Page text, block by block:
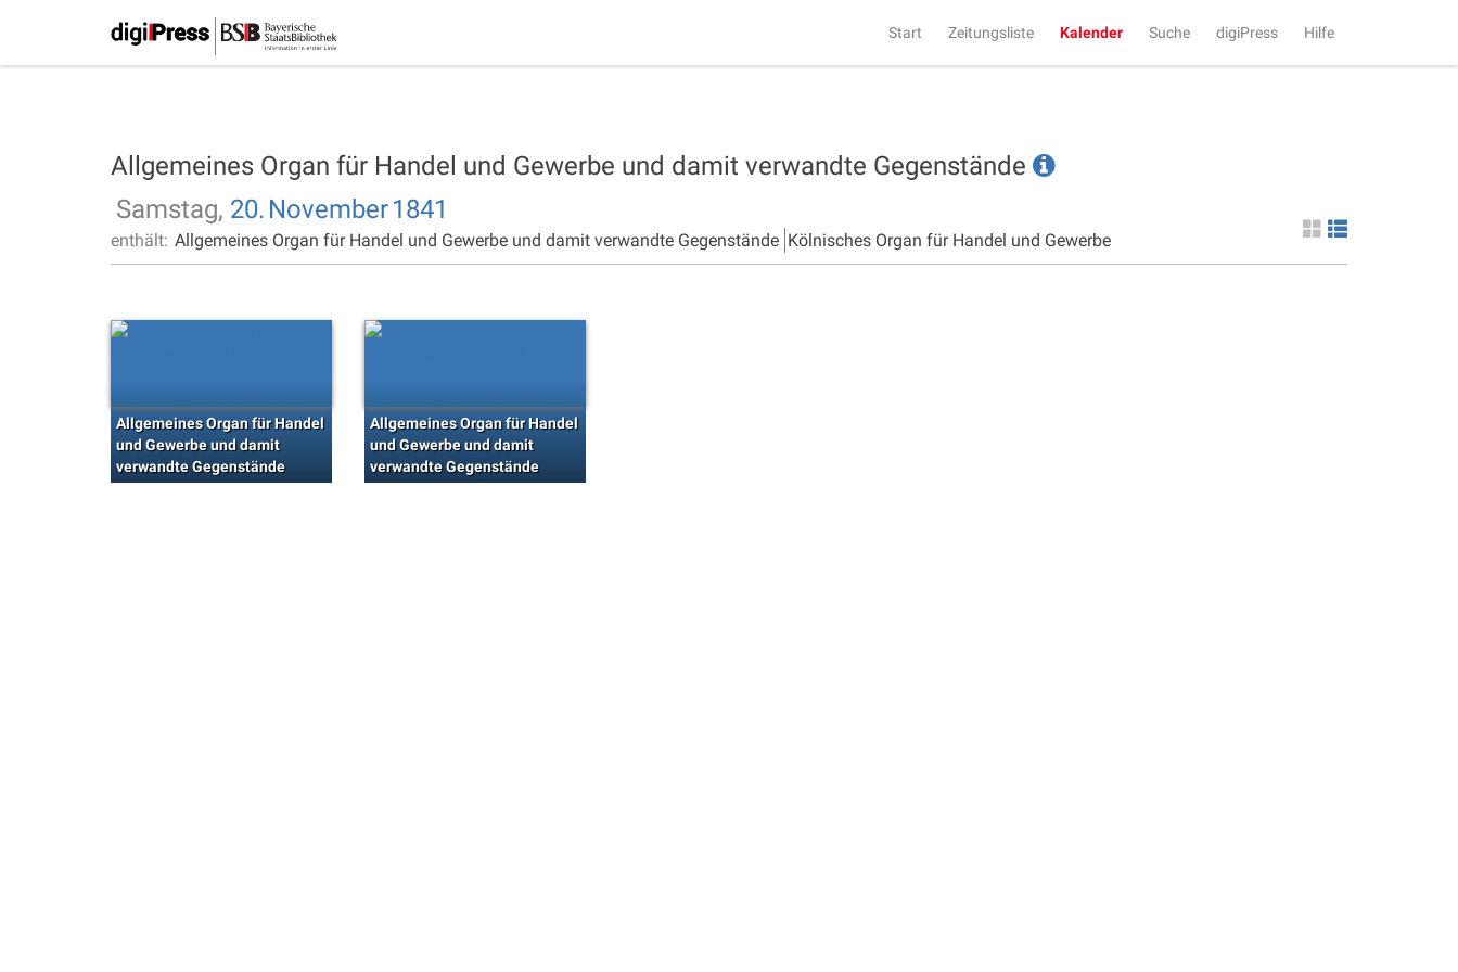
Start Zeitungsliste Kalender Suche digiPress Hilfe
Allgemeines Organ für Handel und Gewerbe und damit verwandte Gegenstände
Samstag, 20. November1841
enthält: Allgemeines Organ für Handel und Gewerbe und damit verwandte Gegenstände Kölnisches Organ für Handel und Gewerbe
Allgemeines Organ für Handel
und Gewerbe und damit
verwandte Gegenstände
Allgemeines Organ für Handel
und Gewerbe und damit
verwandte Gegenstände